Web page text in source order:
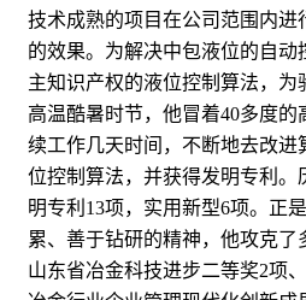
技术成熟的项目在公司范围内进
的效果。为解决中包液位的自动
主知识产权的液位控制算法，为
高温酷暑时节，他冒着40多度
续工作几天时间，不断地去改进
位控制算法，并获得发明专利。
明专利13项，实用新型6项。正
累、善于钻研的精神，他攻克
山东省冶金科技进步二等奖2项